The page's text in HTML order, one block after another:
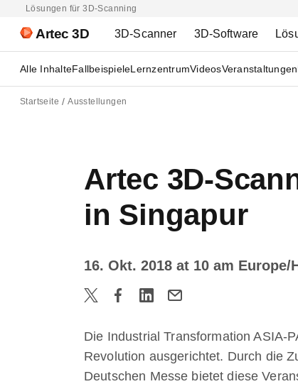
Lösungen für 3D-Scanning
Artec 3D 3D-Scanner 3D-Software
Alle InhalteFallbeispieleLernzentrumVideosVeranstaltungen
Startseite Ausstellungen
Artec 3D-
in Singapur
16. Okt. 2018 at 10 am Europe/
Die Industrial Transformation ASIA-
Revolution ausgerichtet. Durch die
Deutschen Messe bietet diese